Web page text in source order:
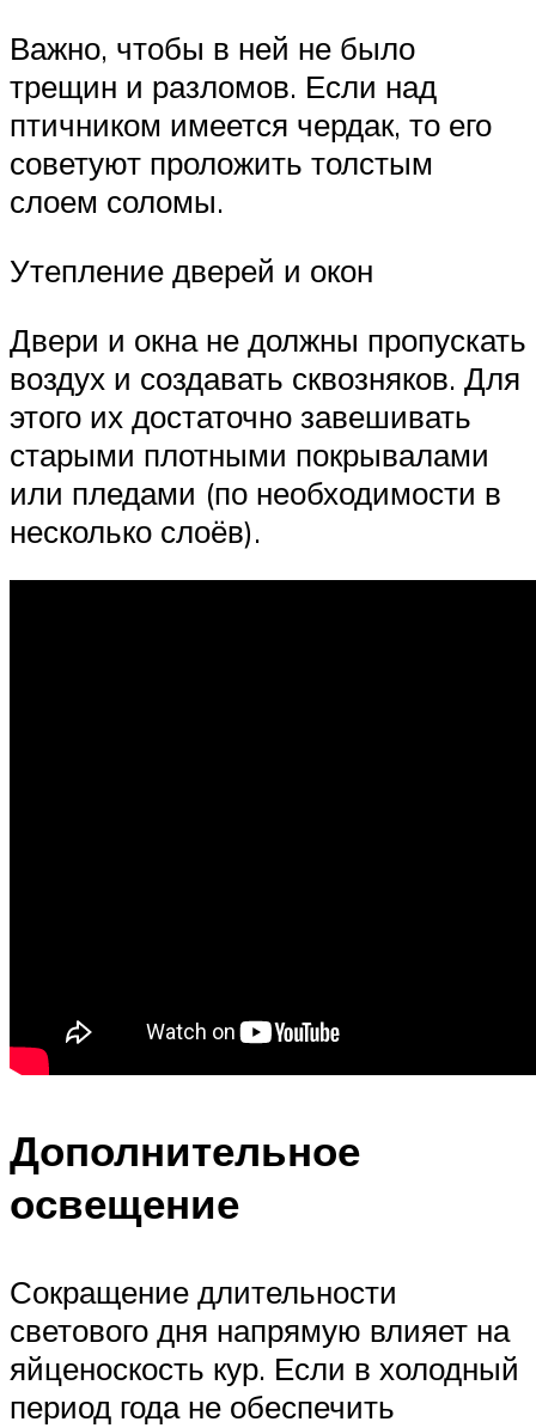
Важно, чтобы в ней не было
трещин и разломов. Если над
птичником имеется чердак, то его
советуют проложить толстым
слоем соломы.
Утепление дверей и окон
Двери и окна не должны пропускать
воздух и создавать сквозняков. Для
этого их достаточно завешивать
старыми плотными покрывалами
или пледами (по необходимости в
несколько слоёв).
Дополнительное
освещение
Сокращение длительности
светового дня напрямую влияет на
яйценоскость кур. Если в холодный
период года не обеспечить